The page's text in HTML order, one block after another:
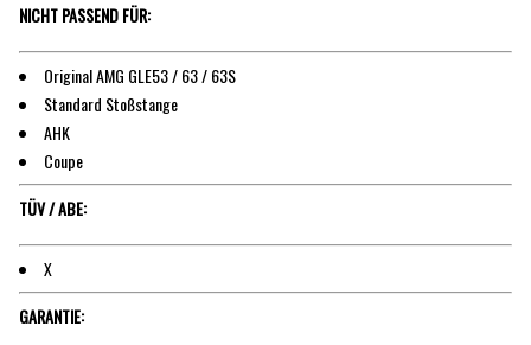
NICHT PASSEND FÜR:
Original AMG GLE53 / 63 / 63S
Standard Stoßstange
AHK
Coupe
TÜV / ABE:
X
GARANTIE: